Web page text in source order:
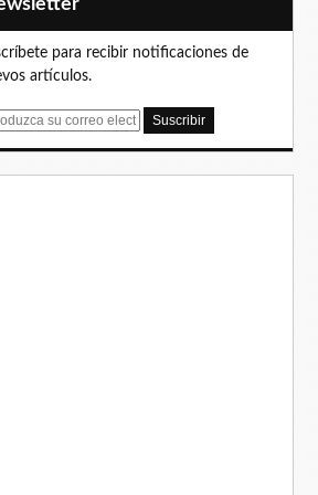
para recibir notificaciones de
artículos.